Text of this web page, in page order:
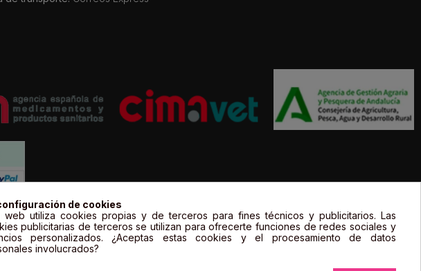
son propiedad legal de sus propietarios y sólo se muestran a título informativo.
de cookies
web utiliza cookies propias y de terceros para fines técnicos y publicitarios. Las
publicitarias de terceros se utilizan para ofrecerte funciones de redes sociales y
personalizados. ¿Aceptas estas cookies y el procesamiento de datos
involucrados?